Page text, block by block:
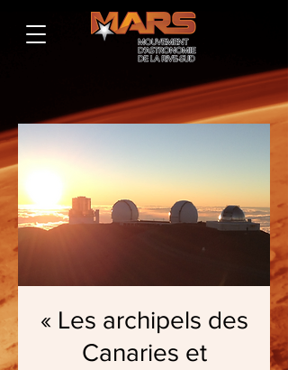
« Les archipels des
Canaries et